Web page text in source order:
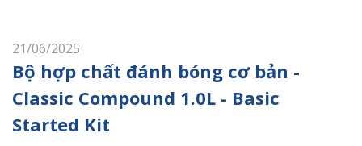
21/06/2025
Bộ hợp chất đánh bóng cơ bản -
Classic Compound 1.0L - Basic
Started Kit